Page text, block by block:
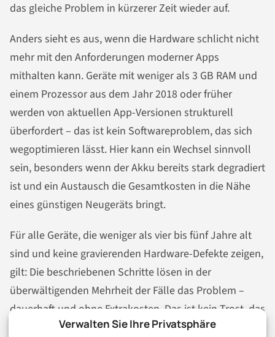
Verwalten Sie Ihre Privatsphäre
das gleiche Problem in kürzerer Zeit wieder auf.
Anders sieht es aus, wenn die Hardware schlicht nicht
mehr mit den Anforderungen moderner Apps
mithalten kann. Geräte mit weniger als 3 GB RAM und
einem Prozessor aus dem Jahr 2018 oder früher
werden von aktuellen App-Versionen strukturell
überfordert – das ist kein Softwareproblem, das sich
wegoptimieren lässt. Hier kann ein Wechsel sinnvoll
sein, besonders wenn der Akku bereits stark degradiert
ist und ein Austausch die Gesamtkosten in die Nähe
eines günstigen Neugeräts bringt.
Für alle Geräte, die weniger als vier bis fünf Jahre alt
sind und keine gravierenden Hardware-Defekte zeigen,
gilt: Die beschriebenen Schritte lösen in der
überwältigenden Mehrheit der Fälle das Problem –
dauerhaft und ohne Extrakosten. Das ist kein Trost, das
ist eine technische Einschätzung auf Basis